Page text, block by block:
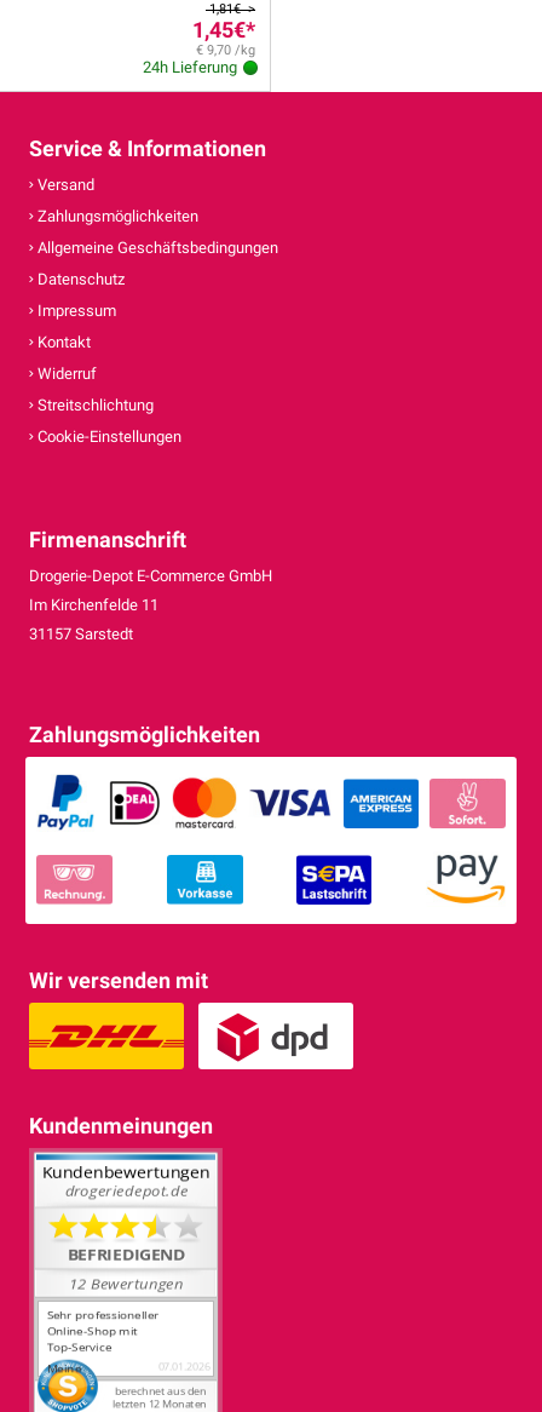
1,81€ >
1,45€*
€ 9,70 /kg
24h Lieferung
Service & Informationen
Versand
Zahlungsmöglichkeiten
Allgemeine Geschäftsbedingungen
Datenschutz
Impressum
Kontakt
Widerruf
Streitschlichtung
Cookie-Einstellungen
Firmenanschrift
Drogerie-Depot E-Commerce GmbH
Im Kirchenfelde 11
31157 Sarstedt
Zahlungsmöglichkeiten
Wir versenden mit
Kundenmeinungen